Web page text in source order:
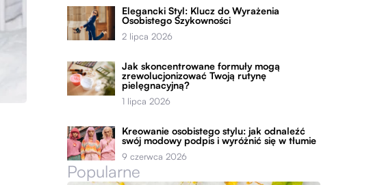
Elegancki Styl: Klucz do Wyrażenia
Osobistego Szykowności
2 lipca 2026
Jak skoncentrowane formuły mogą
zrewolucjonizować Twoją rutynę
pielęgnacyjną?
1 lipca 2026
Kreowanie osobistego stylu: jak odnaleźć
swój modowy podpis i wyróżnić się w tłumie
9 czerwca 2026
Popularne